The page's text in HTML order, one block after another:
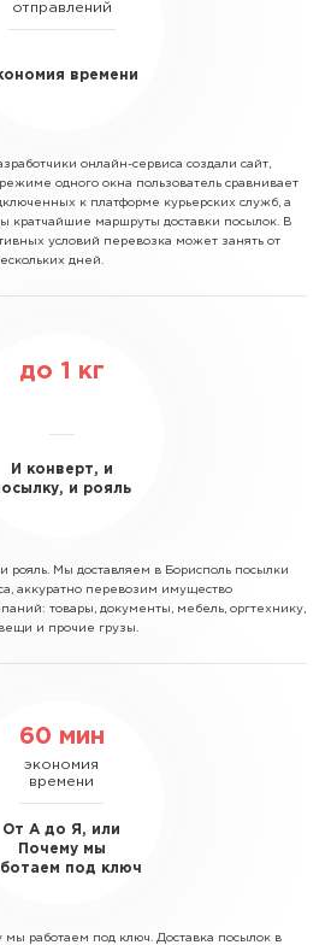
отправлений
времени
онлайн-сервиса создали сайт,
одного окна пользователь сравнивает
к платформе курьерских служб, а
кратчайшие маршруты доставки посылок. В
условий перевозка может занять от
дней.
до 1 кг
И конверт, и
и рояль
рояль.
Мы доставляем в Борисполь посылки
аккуратно перевозим имущество
товары, документы, мебель, оргтехнику,
и прочие грузы.
60 мин
экономия
времени
От А до Я, или
Почему мы
под ключ
работаем под ключ.
Доставка посылок в